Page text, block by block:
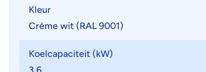
Kleur
Crème wit (RAL 9001)
Koelcapaciteit (kW)